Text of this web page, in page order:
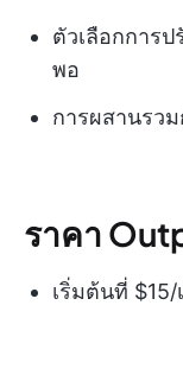
ตัวเลือกการ
พอ
การผสานรว
ราคา
เริ่มต้นที่